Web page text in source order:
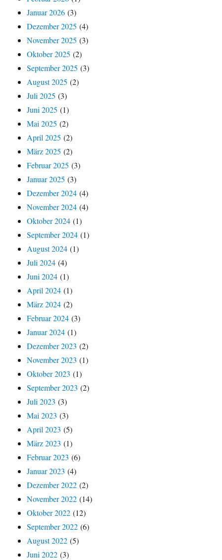
Januar 2026 (3)
Dezember 2025 (4)
November 2025 (3)
Oktober 2025 (2)
September 2025 (3)
August 2025 (2)
Juli 2025 (3)
Juni 2025 (1)
Mai 2025 (2)
April 2025 (2)
März 2025 (2)
Februar 2025 (3)
Januar 2025 (3)
Dezember 2024 (4)
November 2024 (4)
Oktober 2024 (1)
September 2024 (1)
August 2024 (1)
Juli 2024 (4)
Juni 2024 (1)
April 2024 (1)
März 2024 (2)
Februar 2024 (3)
Januar 2024 (1)
Dezember 2023 (2)
November 2023 (1)
Oktober 2023 (1)
September 2023 (2)
Juli 2023 (3)
Mai 2023 (3)
April 2023 (5)
März 2023 (1)
Februar 2023 (6)
Januar 2023 (4)
Dezember 2022 (2)
November 2022 (14)
Oktober 2022 (12)
September 2022 (6)
August 2022 (5)
Juni 2022 (3)